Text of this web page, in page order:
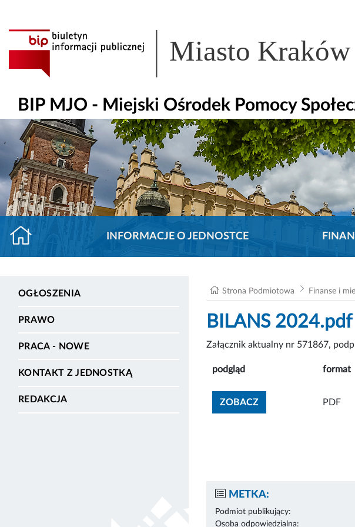
Miasto Kraków
BIP MJO - Miejski Ośrodek Pomocy
INFORMACJE O JEDNOSTCE
OGŁOSZENIA
PRAWO
PRACA - NOWE
KONTAKT Z JEDNOSTKĄ
REDAKCJA
Strona Podmiotowa Finanse i
BILANS 2024.pdf
Załącznik aktualny nr 571867,
podgląd format
ZOBACZZOBACZ ZAŁĄCZNIK
PDF
METKA:
Podmiot publikujący:
Osoba odpowiedzialna: